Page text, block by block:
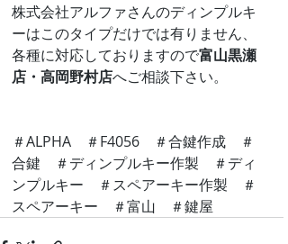
株式会社アルファさんのディンプルキ
ーはこのタイプだけでは有りません、
各種に対応しておりますので富山黒瀬
店・高岡野村店へご相談下さい。
＃ALPHA　＃F4056　＃合鍵作成　＃
合鍵　＃ディンプルキー作製　＃ディ
ンプルキー　＃スペアーキー作製　＃
スペアーキー　＃富山　＃鍵屋